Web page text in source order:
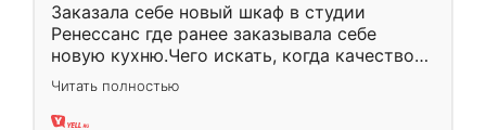
Заказала себе новый шкаф в студии
Ренессанс где ранее заказывала себе
новую кухню.Чего искать, когда качеством
вполне довольна. Служит кухня уже почти
два года, нареканий нет.
Читать полностью